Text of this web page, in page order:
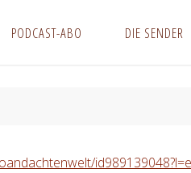
PODCAST-ABO DIE SENDER